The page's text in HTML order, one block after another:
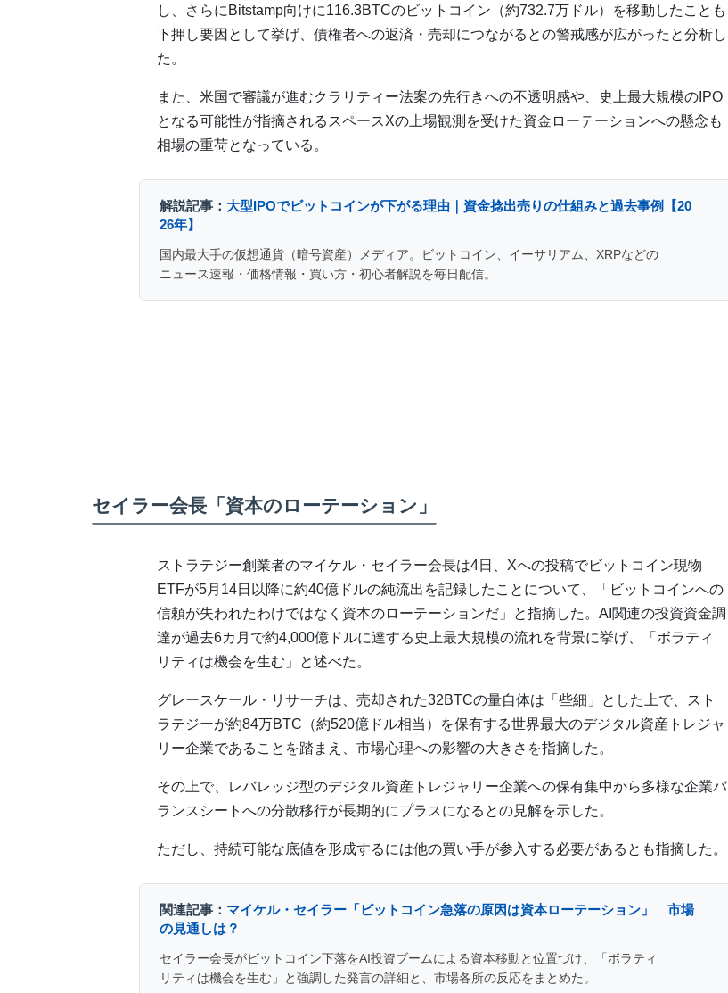
し、さらにBitstamp向けに116.3BTCのビットコイン（約732.7万ドル）を移動したことも
下押し要因として挙げ、債権者への返済・売却につながるとの警戒感が広がったと分析し
た。
また、米国で審議が進むクラリティー法案の先行きへの不透明感や、史上最大規模のIPO
となる可能性が指摘されるスペースXの上場観測を受けた資金ローテーションへの懸念も
相場の重荷となっている。
解説記事： 大型IPOでビットコインが下がる理由｜資金捻出売りの仕組みと過去事例【20
26年】
国内最大手の仮想通貨（暗号資産）メディア。ビットコイン、イーサリアム、XRPなどの
ニュース速報・価格情報・買い方・初心者解説を毎日配信。
セイラー会長「資本のローテーション」
ストラテジー創業者のマイケル・セイラー会長は4日、Xへの投稿でビットコイン現物
ETFが5月14日以降に約40億ドルの純流出を記録したことについて、「ビットコインへの
信頼が失われたわけではなく資本のローテーションだ」と指摘した。AI関連の投資資金調
達が過去6カ月で約4,000億ドルに達する史上最大規模の流れを背景に挙げ、「ボラティ
リティは機会を生む」と述べた。
グレースケール・リサーチは、売却された32BTCの量自体は「些細」とした上で、スト
ラテジーが約84万BTC（約520億ドル相当）を保有する世界最大のデジタル資産トレジャ
リー企業であることを踏まえ、市場心理への影響の大きさを指摘した。
その上で、レバレッジ型のデジタル資産トレジャリー企業への保有集中から多様な企業バ
ランスシートへの分散移行が長期的にプラスになるとの見解を示した。
ただし、持続可能な底値を形成するには他の買い手が参入する必要があるとも指摘した。
関連記事： マイケル・セイラー「ビットコイン急落の原因は資本ローテーション」 市場
の見通しは？
セイラー会長がビットコイン下落をAI投資ブームによる資本移動と位置づけ、「ボラティ
リティは機会を生む」と強調した発言の詳細と、市場各所の反応をまとめた。